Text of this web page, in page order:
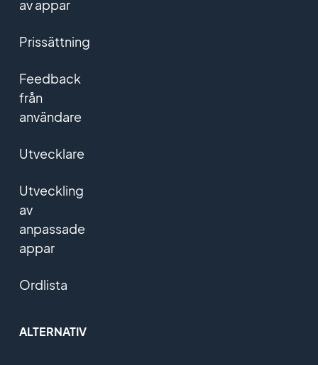
av appar
Prissättning
Feedback
från
användare
Utvecklare
Utveckling
av
anpassade
appar
Ordlista
ALTERNATIV